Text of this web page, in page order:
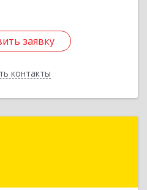
заявку
контакты
заявку
обл, Верхний Уфалей г,